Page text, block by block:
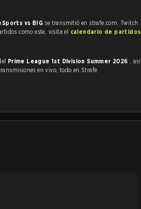
vs BIG se transmitió en strafe.com, Twitch
como este, visita el calendario de partidos
Prime League 1st Division Summer 2026 , así
y transmisiones en vivo, todo en Strafe.